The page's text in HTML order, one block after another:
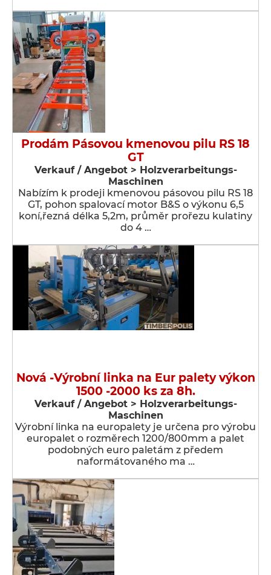
Prodám Pásovou kmenovou pilu RS 18
GT
Verkauf / Angebot > Holzverarbeitungs-
Maschinen
Nabízím k prodeji kmenovou pásovou pilu RS 18
GT, pohon spalovací motor B&S o výkonu 6,5
koní,řezná délka 5,2m, průměr prořezu kulatiny
do 4 …
Nová -Výrobní linka na Eur palety výkon
1500 -2000 ks za 8h.
Verkauf / Angebot > Holzverarbeitungs-
Maschinen
Výrobní linka na europalety je určena pro výrobu
europalet o rozměrech 1200/800mm a palet
podobných euro paletám z předem
naformátovaného ma …